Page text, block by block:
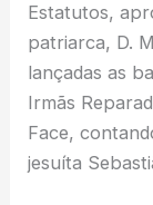
Estatutos,
patriarca, D.
lançadas as
Irmãs
Face,
jesuíta